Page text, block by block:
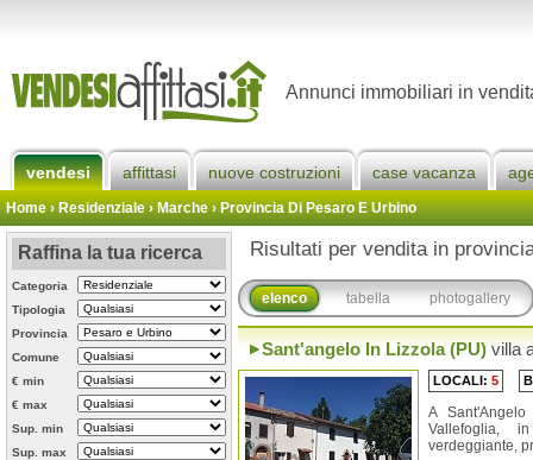
Annunci immobiliari in
vendesi affittasi nuove costruzioni case vacanza
Home› Residenziale › Marche ›Provincia Di Pesaro E Urbino
Raffina la tua ricerca
Categoria
Tipologia
Provincia
Comune
€ min
€ max
Sup. min
Sup. max
Risultati per vendita in
elenco tabella photogallery
Sant'angelo In Lizzola (PU) villa
LOCALI: 5
A
Vallefoglia,
verdeggiante,